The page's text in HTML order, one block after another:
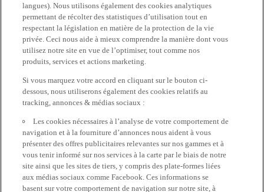
langues). Nous utilisons également des cookies analytiques
permettant de récolter des statistiques d’utilisation tout en
respectant la législation en matière de la protection de la vie
privée. Ceci nous aide à mieux comprendre la manière dont vous
utilisez notre site en vue de l’optimiser, tout comme nos
produits, services et actions marketing.
Si vous marquez votre accord en cliquant sur le bouton ci-
dessous, nous utiliserons également des cookies relatifs au
tracking, annonces & médias sociaux :
Les cookies nécessaires à l’analyse de votre comportement de
navigation et à la fourniture d’annonces nous aident à vous
présenter des offres publicitaires relevantes sur nos gammes et à
vous tenir informé sur nos services à la carte par le biais de notre
site ainsi que les sites de tiers, y compris des plate-formes liées
aux médias sociaux comme Facebook. Ces informations se
basent sur votre comportement de navigation sur notre site, à